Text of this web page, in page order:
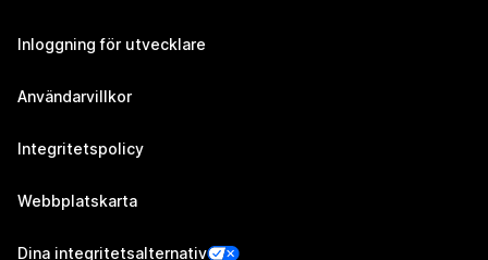
Inloggning för utvecklare
Användarvillkor
Integritetspolicy
Webbplatskarta
Dina integritetsalternativ